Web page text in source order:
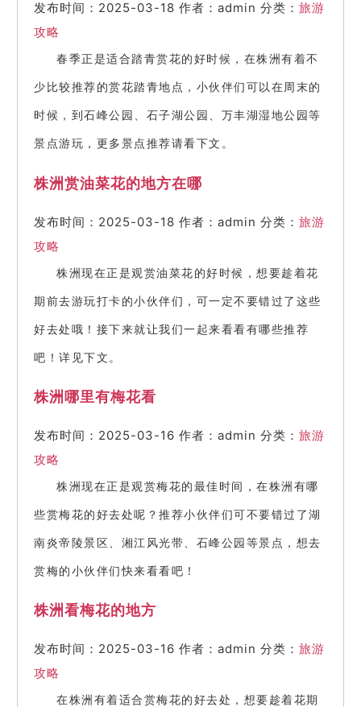
发布时间：2025-03-18 作者：admin 分类： 旅游
攻略
春季正是适合踏青赏花的好时候，在株洲有着不
少比较推荐的赏花踏青地点，小伙伴们可以在周末的
时候，到石峰公园、石子湖公园、万丰湖湿地公园等
景点游玩，更多景点推荐请看下文。
株洲赏油菜花的地方在哪
发布时间：2025-03-18 作者：admin 分类： 旅游
攻略
株洲现在正是观赏油菜花的好时候，想要趁着花
期前去游玩打卡的小伙伴们，可一定不要错过了这些
好去处哦！接下来就让我们一起来看看有哪些推荐
吧！详见下文。
株洲哪里有梅花看
发布时间：2025-03-16 作者：admin 分类： 旅游
攻略
株洲现在正是观赏梅花的最佳时间，在株洲有哪
些赏梅花的好去处呢？推荐小伙伴们可不要错过了湖
南炎帝陵景区、湘江风光带、石峰公园等景点，想去
赏梅的小伙伴们快来看看吧！
株洲看梅花的地方
发布时间：2025-03-16 作者：admin 分类： 旅游
攻略
在株洲有着适合赏梅花的好去处，想要趁着花期